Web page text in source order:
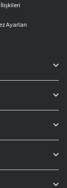
İlişkileri
Ayarları